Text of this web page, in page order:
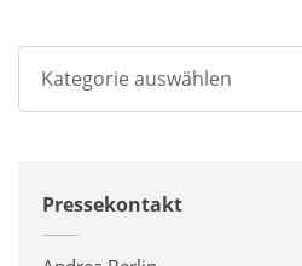
Kategorie auswählen
Unternehmen
Pressekontakt